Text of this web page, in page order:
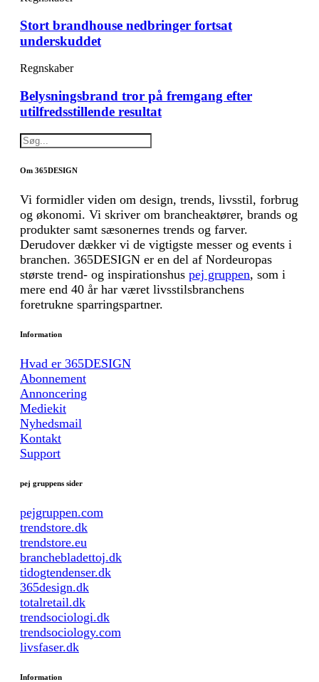
Stort brandhouse nedbringer fortsat
underskuddet
Regnskaber
Belysningsbrand tror på fremgang efter
utilfredsstillende resultat
Om 365DESIGN
Vi formidler viden om design, trends, livsstil, forbrug
og økonomi. Vi skriver om brancheaktører, brands og
produkter samt sæsonernes trends og farver.
Derudover dækker vi de vigtigste messer og events i
branchen. 365DESIGN er en del af Nordeuropas
største trend- og inspirationshus pej gruppen, som i
mere end 40 år har været livsstilsbranchens
foretrukne sparringspartner.
Information
Hvad er 365DESIGN
Abonnement
Annoncering
Mediekit
Nyhedsmail
Kontakt
Support
pej gruppens sider
pejgruppen.com
trendstore.dk
trendstore.eu
branchebladettoj.dk
tidogtendenser.dk
365design.dk
totalretail.dk
trendsociologi.dk
trendsociology.com
livsfaser.dk
Information